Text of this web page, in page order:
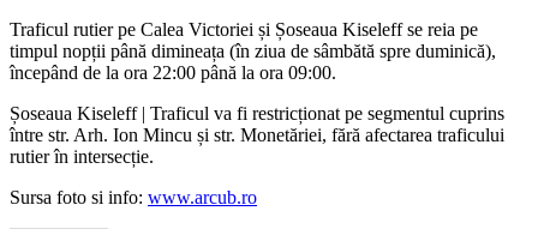
Traficul rutier pe Calea Victoriei și Șoseaua Kiseleff se reia pe
timpul nopții până dimineața (în ziua de sâmbătă spre duminică),
începând de la ora 22:00 până la ora 09:00.
Șoseaua Kiseleff | Traficul va fi restricționat pe segmentul cuprins
între str. Arh. Ion Mincu și str. Monetăriei, fără afectarea traficului
rutier în intersecție.
Sursa foto si info: www.arcub.ro